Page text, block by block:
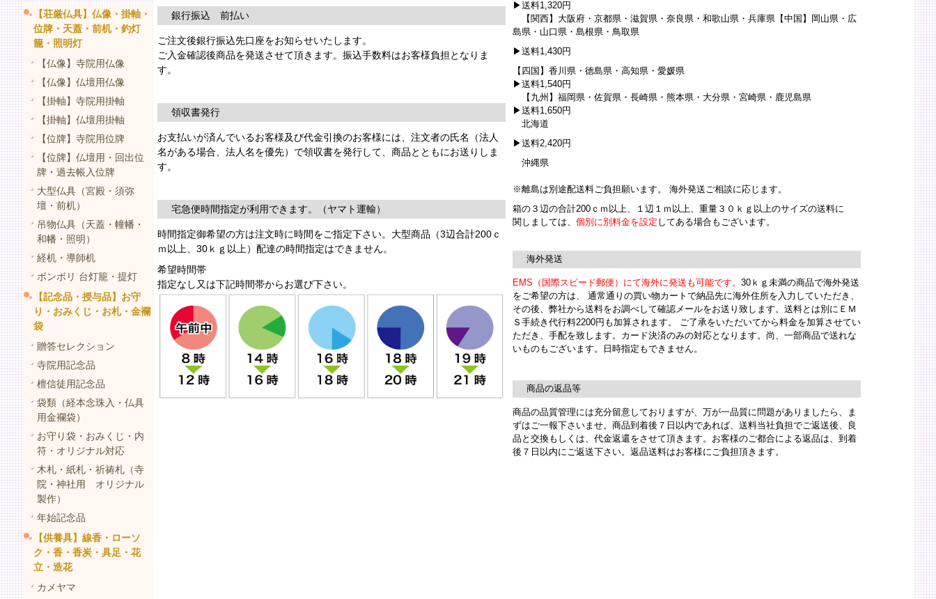
【荘厳仏具】仏像・掛軸・
位牌・天蓋・前机・釣灯
籠・照明灯
【仏像】寺院用仏像
【仏像】仏壇用仏像
【掛軸】寺院用掛軸
【掛軸】仏壇用掛軸
【位牌】寺院用位牌
【位牌】仏壇用・回出位
牌・過去帳入位牌
大型仏具（宮殿・須弥
壇・前机）
吊物仏具（天蓋・幢幡・
和幡・照明）
経机・導師机
ボンボリ 台灯籠・提灯
【記念品・授与品】お守
り・おみくじ・お札・金襴
袋
贈答セレクション
寺院用記念品
檀信徒用記念品
袋類（経本念珠入・仏具
用金襴袋）
お守り袋・おみくじ・内
符・オリジナル対応
木札・紙札・祈祷札（寺
院・神社用 オリジナル
製作）
年始記念品
【供養具】線香・ローソ
ク・香・香炭・具足・花
立・造花
カメヤマ
銀行振込 前払い
ご注文後銀行振込先口座をお知らせいたします。
ご入金確認後商品を発送させて頂きます。振込手数料はお客様負担となりま
す。
領収書発行
お支払いが済んでいるお客様及び代金引換のお客様には、注文者の氏名（法人
名がある場合、法人名を優先）で領収書を発行して、商品とともにお送りしま
す。
宅急便時間指定が利用できます。（ヤマト運輸）
時間指定御希望の方は注文時に時間をご指定下さい。大型商品（3辺合計200ｃ
ｍ以上、30ｋｇ以上）配達の時間指定はできません。
希望時間帯
指定なし又は下記時間帯からお選び下さい。
▶送料1,320円
【関西】大阪府・京都県・滋賀県・奈良県・和歌山県・兵庫県【中国】岡山県・広
島県・山口県・島根県・鳥取県
▶送料1,430円
【四国】香川県・徳島県・高知県・愛媛県
▶送料1,540円
【九州】福岡県・佐賀県・長崎県・熊本県・大分県・宮崎県・鹿児島県
▶送料1,650円
北海道
▶送料2,420円
沖縄県
※離島は別途配送料ご負担願います。 海外発送ご相談に応じます。
箱の３辺の合計200ｃｍ以上、１辺１ｍ以上、重量３０ｋｇ以上のサイズの送料に
関しましては、 個別に別料金を設定 してある場合もございます。
海外発送
EMS（国際スピード郵便）にて海外に発送も可能です。 30ｋｇ未満の商品で海外発送
をご希望の方は、 通常通りの買い物カートで納品先に海外住所を入力していただき、
その後、弊社から送料をお調べして確認メールをお送り致します。送料とは別にＥＭ
Ｓ手続き代行料2200円も加算されます。 ご了承をいただいてから料金を加算させてい
ただき、手配を致します。カード決済のみの対応となります。尚、一部商品で送れな
いものもございます。日時指定もできません。
商品の返品等
商品の品質管理には充分留意しておりますが、万が一品質に問題がありましたら、ま
ずはご一報下さいませ。商品到着後７日以内であれば、送料当社負担でご返送後、良
品と交換もしくは、代金返還をさせて頂きます。お客様のご都合による返品は、到着
後７日以内にご返送下さい。返品送料はお客様にご負担頂きます。